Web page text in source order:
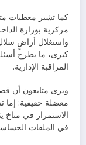
كما تشير معطيات
مركزية بوزارة
واستغلال أراضٍ
كبرى، ما يطرح
المراقبة الإدارية.
ويرى متابعون أن
معضلة حقيقية: إما
الاستمرار في مناخ
في الملفات